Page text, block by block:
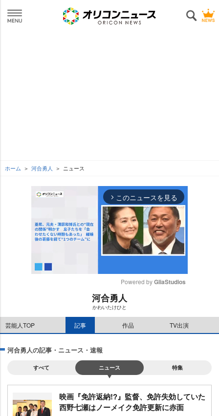
ホーム 河合勇人 ニュース
arrow_forward_ios このニュースを見る
Powered by GliaStudios
河合勇人
かわいたけひと
芸能人TOP 記事 作品 TV出演
河合勇人の記事・ニュース・速報
すべて ニュース 特集
映画『免許返納!?』監督、免許失効していた
西野七瀬はノーメイク免許更新に赤面